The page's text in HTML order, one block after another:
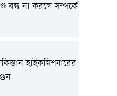
বন্ধ না করলে সম্পর্কে
হাইকমিশনারের